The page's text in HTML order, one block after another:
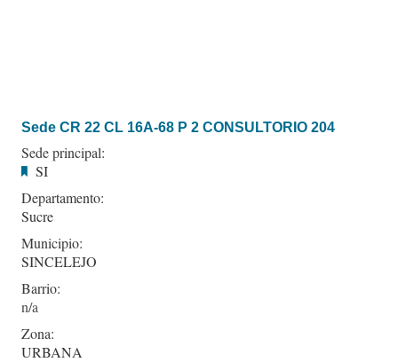
Sede CR 22 CL 16A-68 P 2 CONSULTORIO 204
Sede principal:
SI
Departamento:
Sucre
Municipio:
SINCELEJO
Barrio:
Zona:
URBANA